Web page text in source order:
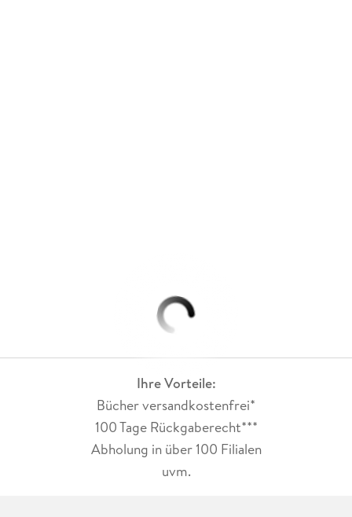
Ihre Vorteile:
Bücher versandkostenfrei*
100 Tage Rückgaberecht***
Abholung in über 100 Filialen
uvm.